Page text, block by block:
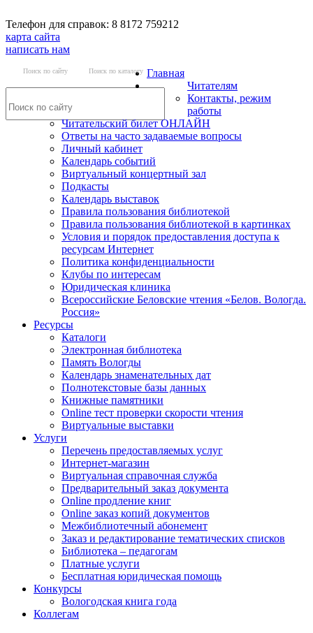
Телефон для справок: 8 8172 759212
карта сайта
написать нам
Поиск по сайту Поиск по каталогу Главная
Читателям
Контакты, режим
работы
Читательский билет ОНЛАЙН
Ответы на часто задаваемые вопросы
Личный кабинет
Календарь событий
Виртуальный концертный зал
Подкасты
Календарь выставок
Правила пользования библиотекой
Правила пользования библиотекой в картинках
Условия и порядок предоставления доступа к
ресурсам Интернет
Политика конфиденциальности
Клубы по интересам
Юридическая клиника
Всероссийские Беловские чтения «Белов. Вологда.
Россия»
Ресурсы
Каталоги
Электронная библиотека
Память Вологды
Календарь знаменательных дат
Полнотекстовые базы данных
Книжные памятники
Online тест проверки скорости чтения
Виртуальные выставки
Услуги
Перечень предоставляемых услуг
Интернет-магазин
Виртуальная справочная служба
Предварительный заказ документа
Online продление книг
Online заказ копий документов
Межбиблиотечный абонемент
Заказ и редактирование тематических списков
Библиотека – педагогам
Платные услуги
Бесплатная юридическая помощь
Конкурсы
Вологодская книга года
Коллегам